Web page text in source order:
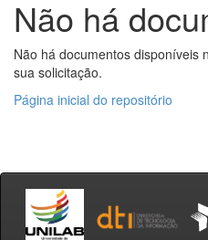
Não há
Não há documentos disponíveis
sua solicitação.
Página inicial do repositório